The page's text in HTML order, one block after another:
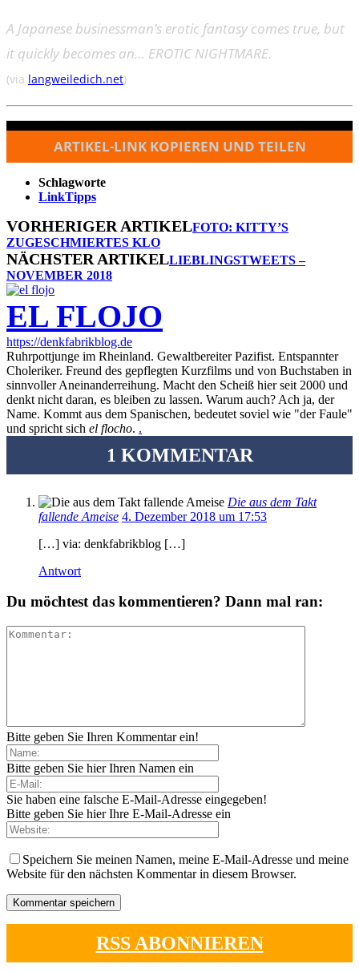
A Japanese businessman’s erotic fantasy comes true, but
it quickly becomes an… EROTIC NIGHTMARE.
(via langweiledich.net)
ARTIKEL-LINK KOPIEREN UND TEILEN
Schlagworte
LinkTipps
VORHERIGER ARTIKELFOTO: KITTY’S
ZUGESCHMIERTES KLO
NÄCHSTER ARTIKELLIEBLINGSTWEETS –
NOVEMBER 2018
EL FLOJO
https://denkfabrikblog.de
Ruhrpottjunge im Rheinland. Gewaltbereiter Pazifist. Entspannter
Choleriker. Freund des gepflegten Kurzfilms und von Buchstaben in
sinnvoller Aneinanderreihung. Macht den Scheiß hier seit 2000 und
denkt nicht daran, es bleiben zu lassen. Warum auch? Ach ja, der
Name. Kommt aus dem Spanischen, bedeutet soviel wie "der Faule"
und spricht sich el flocho. .
1 KOMMENTAR
Die aus dem Takt
fallende Ameise 4. Dezember 2018 um 17:53
[…] via: denkfabrikblog […]
Antwort
Du möchtest das kommentieren? Dann mal ran:
Bitte geben Sie Ihren Kommentar ein!
Bitte geben Sie hier Ihren Namen ein
Sie haben eine falsche E-Mail-Adresse eingegeben!
Bitte geben Sie hier Ihre E-Mail-Adresse ein
Speichern Sie meinen Namen, meine E-Mail-Adresse und meine
Website für den nächsten Kommentar in diesem Browser.
RSS ABONNIEREN